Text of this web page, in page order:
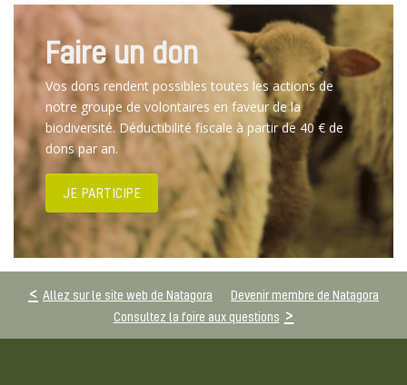
Faire un don
Vos dons rendent possibles toutes les actions de
notre groupe de volontaires en faveur de la
biodiversité. Déductibilité fiscale à partir de 40 € de
dons par an.
JE PARTICIPE
Allez sur le site web de Natagora
Devenir membre de Natagora
Consultez la foire aux questions